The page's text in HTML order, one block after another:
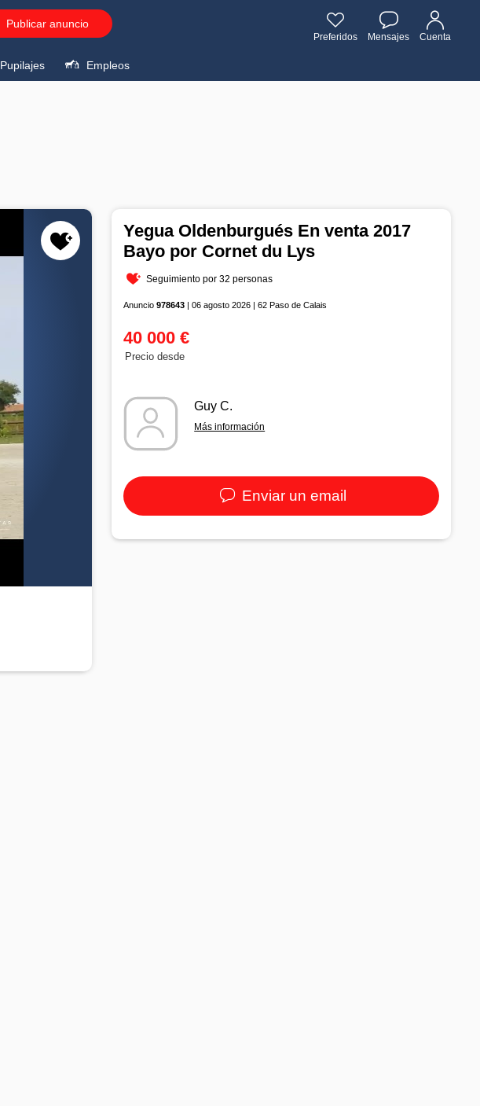
Publicar anuncio
Preferidos Mensajes Cuenta
Pupilajes Empleos
Yegua Oldenburgués En venta 2017
Bayo por Cornet du Lys
Seguimiento por 32 personas
Anuncio978643 | 06 agosto 2026 | 62 Paso de Calais
40 000 €
Precio desde
Guy C.
Más información
Enviar un email